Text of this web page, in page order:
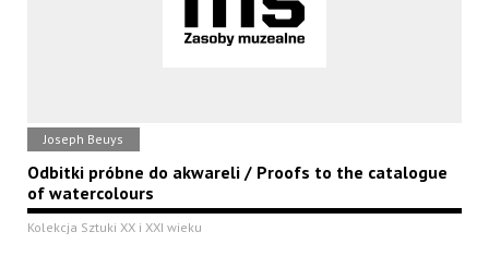
Joseph Beuys
Odbitki próbne do akwareli / Proofs to the catalogue
of watercolours
Kolekcja Sztuki XX i XXI wieku